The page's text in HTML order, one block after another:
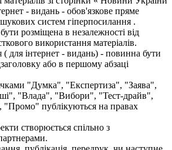
- видань - обов'язкове пряме
систем гіперпосилання .
розміщена в незалежності від
використання матеріалів.
( для інтернет - видань) - повинна бути
або в першому абзаці
"Думка", "Експертиза", "Заява",
"Влада", "Вибори", "Тест-драйв",
публікуються на правах
створюється спільно з